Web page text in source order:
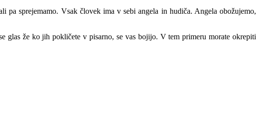
sprejemamo. Vsak človek ima v sebi angela in hudiča. Angela obožujemo,
že ko jih pokličete v pisarno, se vas bojijo. V tem primeru morate okrepiti